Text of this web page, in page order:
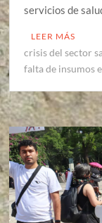
servicios de
LEER MÁS
crisis del sector
falta de insumos